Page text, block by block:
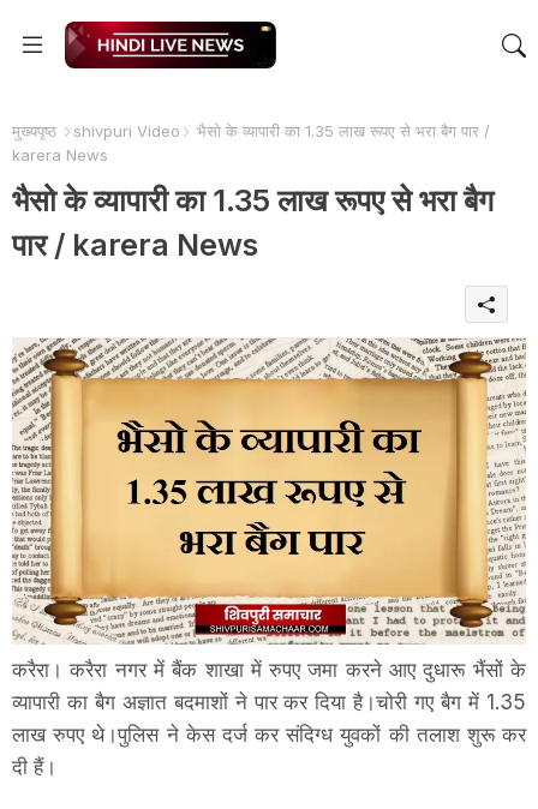
मुख्यपृष्ठ shivpuri Video
भैसो के व्यापारी का 1.35 लाख रूपए से भरा बैग पार /
karera News
भैसो के व्यापारी का 1.35 लाख रूपए से भरा बैग
पार / karera News
करैरा। करैरा नगर में बैंक शाखा में रुपए जमा करने आए दुधारू भैंसों के
व्यापारी का बैग अज्ञात बदमाशों ने पार कर दिया है।चोरी गए बैग में 1.35
लाख रुपए थे।पुलिस ने केस दर्ज कर संदिग्ध युवकों की तलाश शुरू कर
दी हैं।